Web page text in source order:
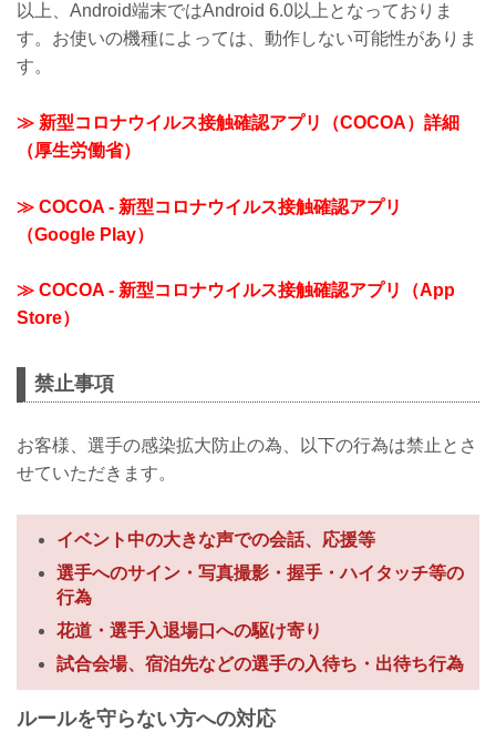
以上、Android端末ではAndroid 6.0以上となっておりま
す。お使いの機種によっては、動作しない可能性がありま
す。
≫ 新型コロナウイルス接触確認アプリ（COCOA）詳細
（厚生労働省）
≫ COCOA - 新型コロナウイルス接触確認アプリ
（Google Play）
≫ COCOA - 新型コロナウイルス接触確認アプリ（App
Store）
禁止事項
お客様、選手の感染拡大防止の為、以下の行為は禁止とさ
せていただきます。
イベント中の大きな声での会話、応援等
選手へのサイン・写真撮影・握手・ハイタッチ等の
行為
花道・選手入退場口への駆け寄り
試合会場、宿泊先などの選手の入待ち・出待ち行為
ルールを守らない方への対応